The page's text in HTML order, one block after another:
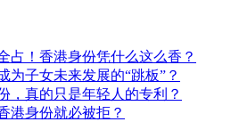
占！香港身份凭什么这么香？
为子女未来发展的“跳板”？
，真的只是年轻人的专利？
港身份就必被拒？